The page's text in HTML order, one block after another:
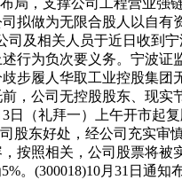
做为无限合股人以自
及相关人员于近日收到
行为负次要义务。宁波
履人华取工业控股集团
，公司无控股股东、现
（礼拜一）上午开市起
东好处，经公司充实审
照相关，公司股票将被
。(300018)10月31日通